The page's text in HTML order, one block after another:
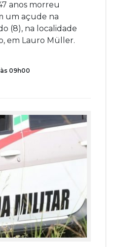
anos morreu
um açude na
(8), na localidade
em Lauro Müller.
09h00